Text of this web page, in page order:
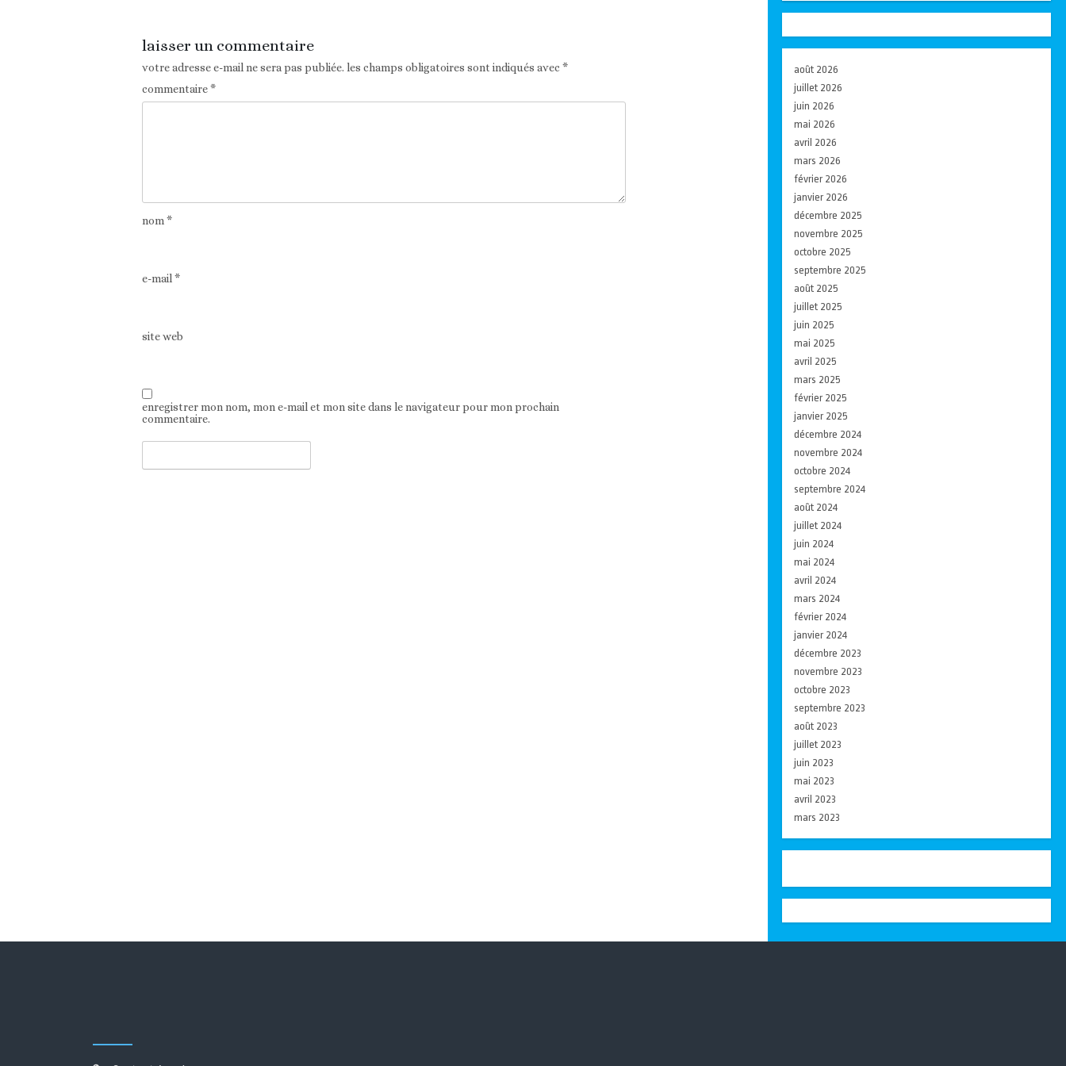
laisser un commentaire
votre adresse e-mail ne sera pas publiée. les champs obligatoires sont indiqués avec*
commentaire*
nom*
e-mail*
site web
enregistrer mon nom, mon e-mail et mon site dans le navigateur pour mon prochain
commentaire.
août 2026
juillet 2026
juin 2026
mai 2026
avril 2026
mars 2026
février 2026
janvier 2026
décembre 2025
novembre 2025
octobre 2025
septembre 2025
août 2025
juillet 2025
juin 2025
mai 2025
avril 2025
mars 2025
février 2025
janvier 2025
décembre 2024
novembre 2024
octobre 2024
septembre 2024
août 2024
juillet 2024
juin 2024
mai 2024
avril 2024
mars 2024
février 2024
janvier 2024
décembre 2023
novembre 2023
octobre 2023
septembre 2023
août 2023
juillet 2023
juin 2023
mai 2023
avril 2023
mars 2023